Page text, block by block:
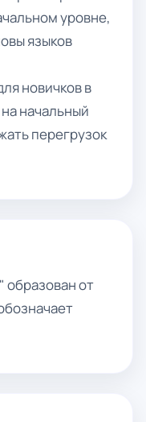
уровне,
языков
новичков в
начальный
перегрузок
образован от